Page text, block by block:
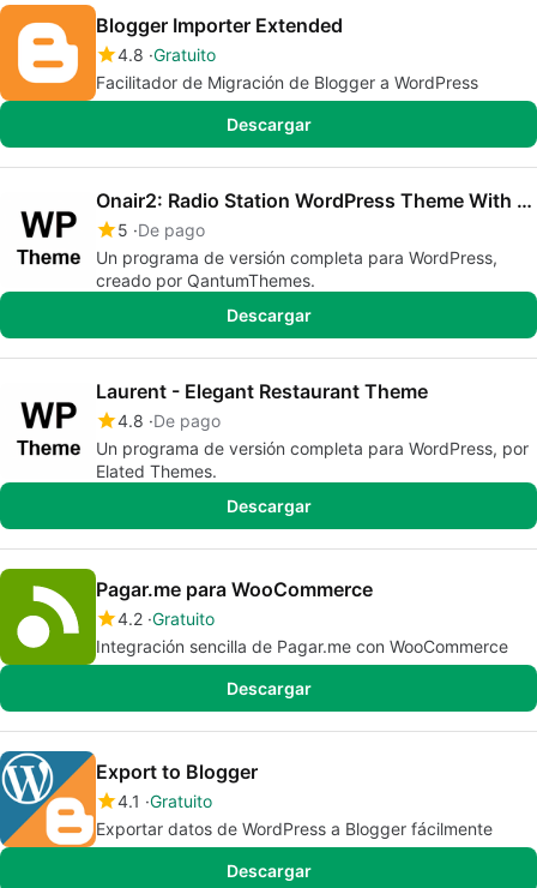
Blogger Importer Extended
4.8 Gratuito
Facilitador de Migración de Blogger a WordPress
Descargar
Onair2: Radio Station WordPress Theme With Non-Stop Music Player
5 De pago
Un programa de versión completa para WordPress,
creado por QantumThemes.
Descargar
Laurent - Elegant Restaurant Theme
4.8 De pago
Un programa de versión completa para WordPress, por
Elated Themes.
Descargar
Pagar.me para WooCommerce
4.2 Gratuito
Integración sencilla de Pagar.me con WooCommerce
Descargar
Export to Blogger
4.1 Gratuito
Exportar datos de WordPress a Blogger fácilmente
Descargar